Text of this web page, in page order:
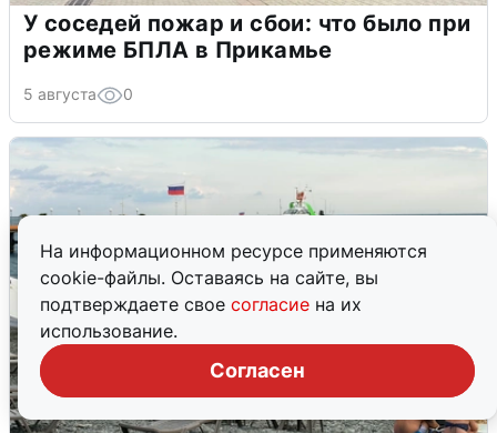
На информационном ресурсе применяются
cookie-файлы. Оставаясь на сайте, вы
подтверждаете свое согласие на их
использование.
Согласен
У соседей пожар и сбои: что было при
режиме БПЛА в Прикамье
5 августа 0